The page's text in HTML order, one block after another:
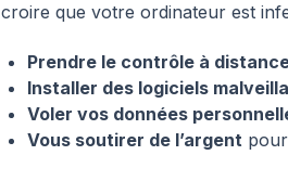
croire que votre ordinateur est
Prendre le contrôle à
Installer des logiciels
Voler vos données
Vous soutirer de l’argent